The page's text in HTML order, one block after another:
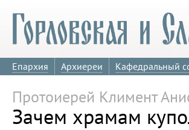
Епархия Архиереи Кафедральный
Протоиерей Климент
Зачем храмам